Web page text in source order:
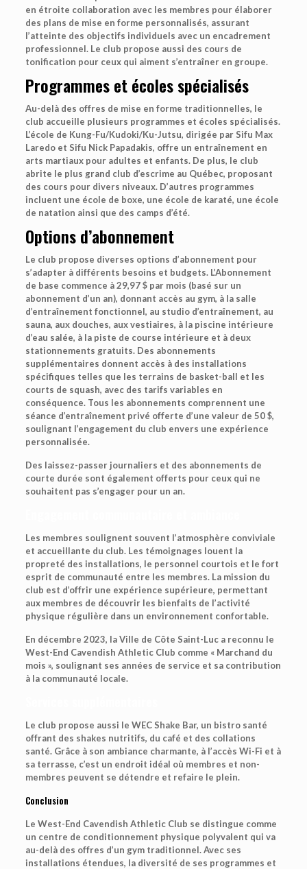
en étroite collaboration avec les membres pour élaborer
des plans de mise en forme personnalisés, assurant
l’atteinte des objectifs individuels avec un encadrement
professionnel. Le club propose aussi des cours de
tonification pour ceux qui aiment s’entraîner en groupe.
Programmes et écoles spécialisés
Au-delà des offres de mise en forme traditionnelles, le
club accueille plusieurs programmes et écoles spécialisés.
L’école de Kung-Fu/Kudoki/Ku-Jutsu, dirigée par Sifu Max
Laredo et Sifu Nick Papadakis, offre un entraînement en
arts martiaux pour adultes et enfants. De plus, le club
abrite le plus grand club d’escrime au Québec, proposant
des cours pour divers niveaux. D’autres programmes
incluent une école de boxe, une école de karaté, une école
de natation ainsi que des camps d’été.
Options d’abonnement
Le club propose diverses options d’abonnement pour
s’adapter à différents besoins et budgets. L’Abonnement
de base commence à 29,97 $ par mois (basé sur un
abonnement d’un an), donnant accès au gym, à la salle
d’entraînement fonctionnel, au studio d’entraînement, au
sauna, aux douches, aux vestiaires, à la piscine intérieure
d’eau salée, à la piste de course intérieure et à deux
stationnements gratuits. Des abonnements
supplémentaires donnent accès à des installations
spécifiques telles que les terrains de basket-ball et les
courts de squash, avec des tarifs variables en
conséquence. Tous les abonnements comprennent une
séance d’entraînement privé offerte d’une valeur de 50 $,
soulignant l’engagement du club envers une expérience
personnalisée.
Des laissez-passer journaliers et des abonnements de
courte durée sont également offerts pour ceux qui ne
souhaitent pas s’engager pour un an.
Les membres soulignent souvent l’atmosphère conviviale
et accueillante du club. Les témoignages louent la
propreté des installations, le personnel courtois et le fort
esprit de communauté entre les membres. La mission du
club est d’offrir une expérience supérieure, permettant
aux membres de découvrir les bienfaits de l’activité
physique régulière dans un environnement confortable.
En décembre 2023, la Ville de Côte Saint-Luc a reconnu le
West-End Cavendish Athletic Club comme « Marchand du
mois », soulignant ses années de service et sa contribution
à la communauté locale.
Le club propose aussi le WEC Shake Bar, un bistro santé
offrant des shakes nutritifs, du café et des collations
santé. Grâce à son ambiance charmante, à l’accès Wi-Fi et à
sa terrasse, c’est un endroit idéal où membres et non-
membres peuvent se détendre et refaire le plein.
Conclusion
Le West-End Cavendish Athletic Club se distingue comme
un centre de conditionnement physique polyvalent qui va
au-delà des offres d’un gym traditionnel. Avec ses
installations étendues, la diversité de ses programmes et